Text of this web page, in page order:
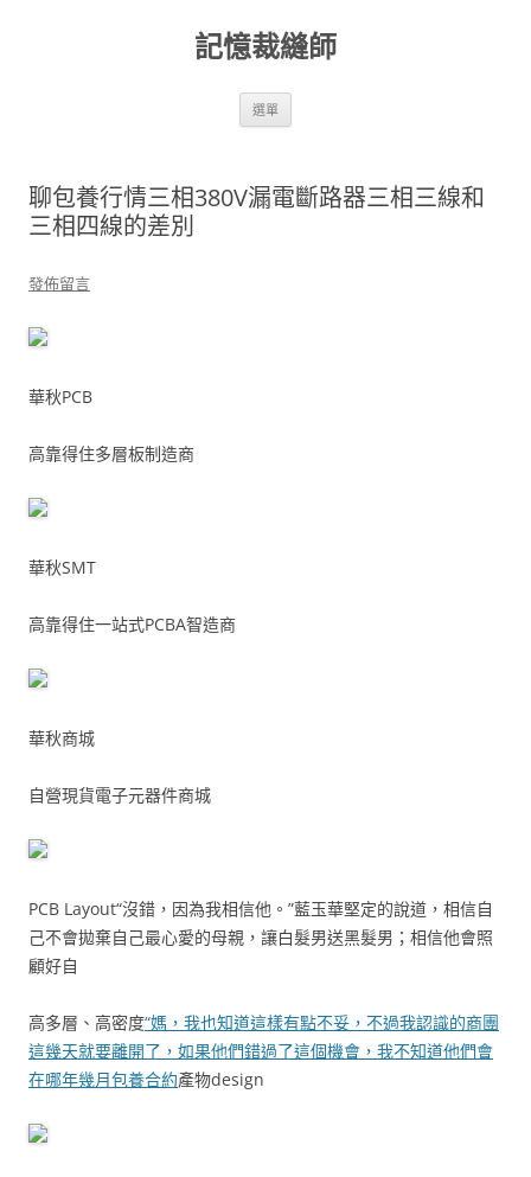
記憶裁縫師
選單
聊包養行情三相380V漏電斷路器三相三線和
三相四線的差別
發佈留言
華秋PCB
高靠得住多層板制造商
華秋SMT
高靠得住一站式PCBA智造商
華秋商城
自營現貨電子元器件商城
PCB Layout“沒錯，因為我相信他。”藍玉華堅定的說道，相信自
己不會拋棄自己最心愛的母親，讓白髮男送黑髮男；相信他會照
顧好自
高多層、高密度“媽，我也知道這樣有點不妥，不過我認識的商團
這幾天就要離開了，如果他們錯過了這個機會，我不知道他們會
在哪年幾月包養合約產物design